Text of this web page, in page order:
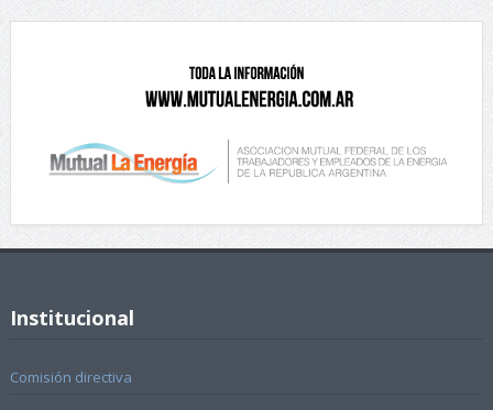
Institucional
Comisión directiva